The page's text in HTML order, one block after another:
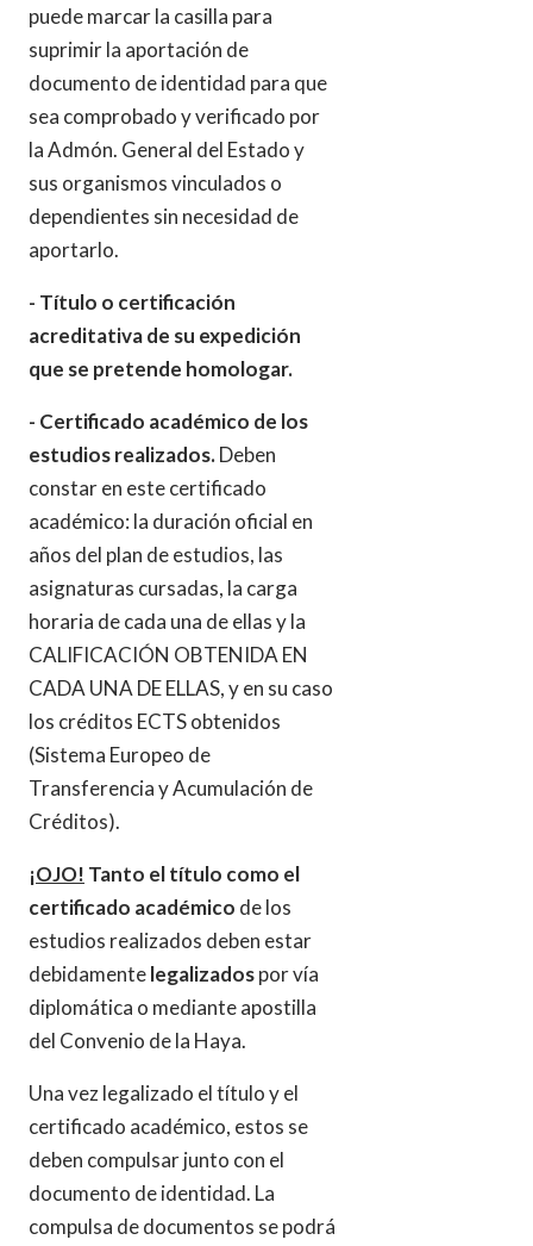
puede marcar la casilla para
suprimir la aportación de
documento de identidad para que
sea comprobado y verificado por
la Admón. General del Estado y
sus organismos vinculados o
dependientes sin necesidad de
aportarlo.
- Título o certificación
acreditativa de su expedición
que se pretende homologar.
- Certificado académico de los
estudios realizados.Deben
constar en este certificado
académico: la duración oficial en
años del plan de estudios, las
asignaturas cursadas, la carga
horaria de cada una de ellas y la
CALIFICACIÓN OBTENIDA EN
CADA UNA DE ELLAS, y en su caso
los créditos ECTS obtenidos
(Sistema Europeo de
Transferencia y Acumulación de
Créditos).
¡OJO! Tanto el título como el
certificado académico de los
estudios realizados deben estar
debidamentelegalizadospor vía
diplomática o mediante apostilla
del Convenio de la Haya.
Una vez legalizado el título y el
certificado académico, estos se
deben compulsar junto con el
documento de identidad. La
compulsa de documentos se podrá